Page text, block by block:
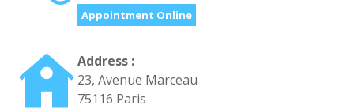
Appointment Online
Address :
23, Avenue Marceau
75116 Paris